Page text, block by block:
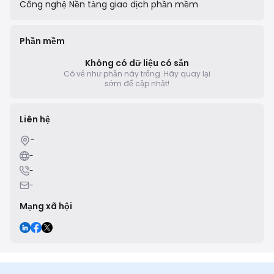
Công nghệ Nền tảng giao dịch phần mềm
Phần mềm
Không có dữ liệu có sẵn
Có vẻ như phần này trống. Hãy quay lại
sớm để cập nhật!
Liên hệ
-
-
-
-
Mạng xã hội